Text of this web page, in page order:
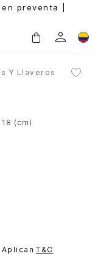
preventa |
Y Llaveros
18 (cm)
Aplican T&C